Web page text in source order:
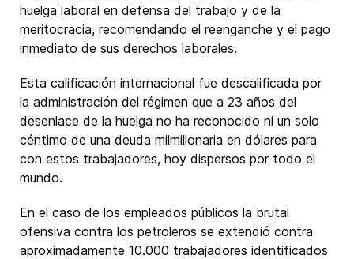
huelga laboral en defensa del trabajo y de la
meritocracia, recomendando el reenganche y el pago
inmediato de sus derechos laborales.
Esta calificación internacional fue descalificada por
la administración del régimen que a 23 años del
desenlace de la huelga no ha reconocido ni un solo
céntimo de una deuda milmillonaria en dólares para
con estos trabajadores, hoy dispersos por todo el
mundo.
En el caso de los empleados públicos la brutal
ofensiva contra los petroleros se extendió contra
aproximadamente 10.000 trabajadores identificados